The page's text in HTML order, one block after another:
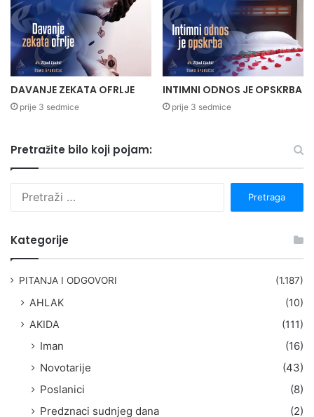
DAVANJE ZEKATA OFRLJE
prije 3 sedmice
INTIMNI ODNOS JE OPSKRBA
prije 3 sedmice
Pretražite bilo koji pojam:
Kategorije
PITANJA I ODGOVORI (1.187)
AHLAK
(10)
AKIDA
(111)
Iman
(16)
Novotarije
(43)
Poslanici
(8)
Predznaci sudnjeg dana
(2)